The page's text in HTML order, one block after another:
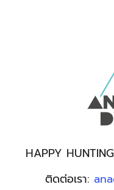
HAPPY
ติดต่อเรา: